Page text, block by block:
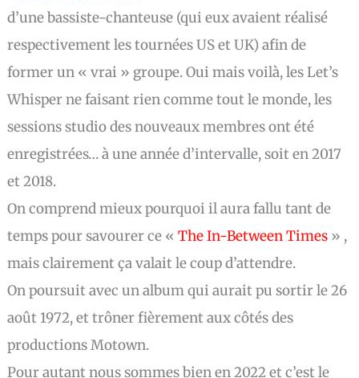
d’une bassiste-chanteuse (qui eux avaient réalisé
respectivement les tournées US et UK) afin de
former un « vrai » groupe. Oui mais voilà, les Let’s
Whisper ne faisant rien comme tout le monde, les
sessions studio des nouveaux membres ont été
enregistrées… à une année d’intervalle, soit en 2017
et 2018.
On comprend mieux pourquoi il aura fallu tant de
temps pour savourer ce «The In​-​Between Times » ,
mais clairement ça valait le coup d’attendre.
On poursuit avec un album qui aurait pu sortir le 26
août 1972, et trôner fièrement aux côtés des
productions Motown.
Pour autant nous sommes bien en 2022 et c’est le